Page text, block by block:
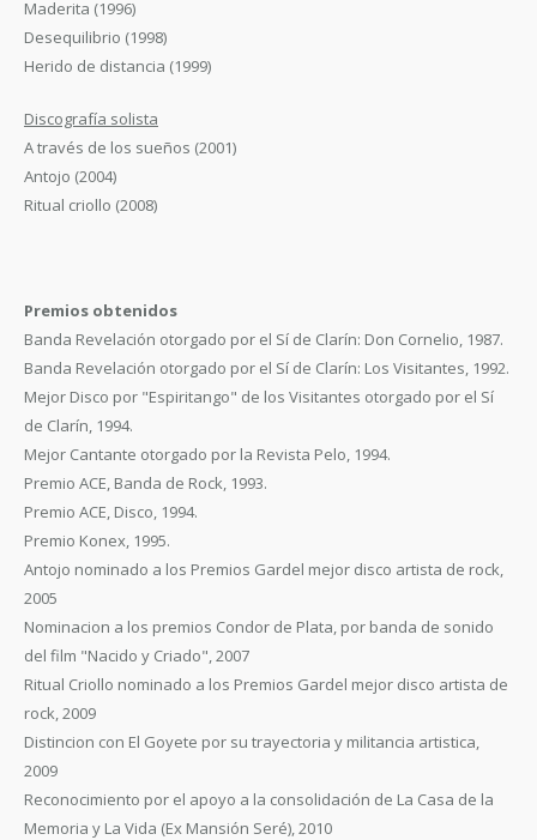
Maderita (1996)
Desequilibrio (1998)
Herido de distancia (1999)
Discografía solista
A través de los sueños (2001)
Antojo (2004)
Ritual criollo (2008)
Premios obtenidos
Banda Revelación otorgado por el Sí de Clarín: Don Cornelio, 1987.
Banda Revelación otorgado por el Sí de Clarín: Los Visitantes, 1992.
Mejor Disco por "Espiritango" de los Visitantes otorgado por el Sí
de Clarín, 1994.
Mejor Cantante otorgado por la Revista Pelo, 1994.
Premio ACE, Banda de Rock, 1993.
Premio ACE, Disco, 1994.
Premio Konex, 1995.
Antojo nominado a los Premios Gardel mejor disco artista de rock,
2005
Nominacion a los premios Condor de Plata, por banda de sonido
del film "Nacido y Criado", 2007
Ritual Criollo nominado a los Premios Gardel mejor disco artista de
rock, 2009
Distincion con El Goyete por su trayectoria y militancia artistica,
2009
Reconocimiento por el apoyo a la consolidación de La Casa de la
Memoria y La Vida (Ex Mansión Seré), 2010